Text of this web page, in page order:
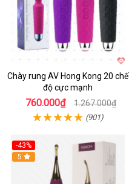
Chày rung AV Hong Kong 20 chế
độ cực mạnh
760.000₫ 1.267.000₫
(901)
-43%
Hot
5